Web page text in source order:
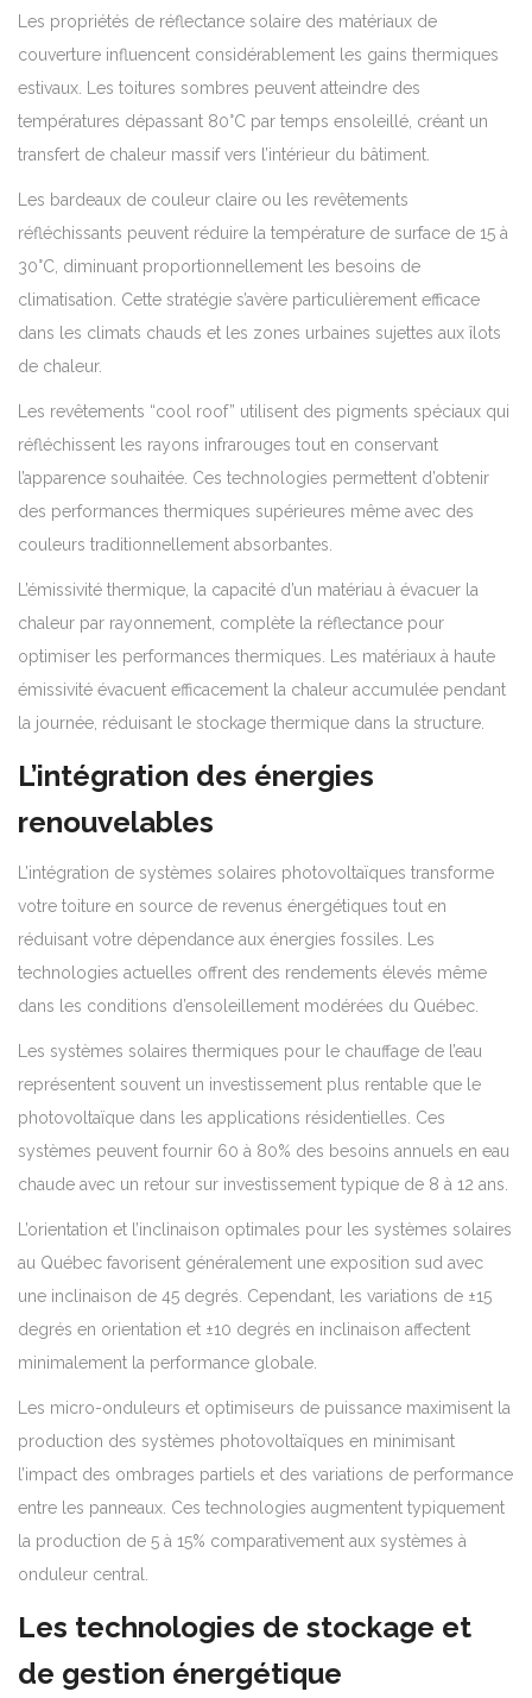
Les propriétés de réflectance solaire des matériaux de
couverture influencent considérablement les gains thermiques
estivaux. Les toitures sombres peuvent atteindre des
températures dépassant 80°C par temps ensoleillé, créant un
transfert de chaleur massif vers l’intérieur du bâtiment.
Les bardeaux de couleur claire ou les revêtements
réfléchissants peuvent réduire la température de surface de 15 à
30°C, diminuant proportionnellement les besoins de
climatisation. Cette stratégie s’avère particulièrement efficace
dans les climats chauds et les zones urbaines sujettes aux îlots
de chaleur.
Les revêtements “cool roof” utilisent des pigments spéciaux qui
réfléchissent les rayons infrarouges tout en conservant
l’apparence souhaitée. Ces technologies permettent d’obtenir
des performances thermiques supérieures même avec des
couleurs traditionnellement absorbantes.
L’émissivité thermique, la capacité d’un matériau à évacuer la
chaleur par rayonnement, complète la réflectance pour
optimiser les performances thermiques. Les matériaux à haute
émissivité évacuent efficacement la chaleur accumulée pendant
la journée, réduisant le stockage thermique dans la structure.
L’intégration des énergies
renouvelables
L’intégration de systèmes solaires photovoltaïques transforme
votre toiture en source de revenus énergétiques tout en
réduisant votre dépendance aux énergies fossiles. Les
technologies actuelles offrent des rendements élevés même
dans les conditions d’ensoleillement modérées du Québec.
Les systèmes solaires thermiques pour le chauffage de l’eau
représentent souvent un investissement plus rentable que le
photovoltaïque dans les applications résidentielles. Ces
systèmes peuvent fournir 60 à 80% des besoins annuels en eau
chaude avec un retour sur investissement typique de 8 à 12 ans.
L’orientation et l’inclinaison optimales pour les systèmes solaires
au Québec favorisent généralement une exposition sud avec
une inclinaison de 45 degrés. Cependant, les variations de ±15
degrés en orientation et ±10 degrés en inclinaison affectent
minimalement la performance globale.
Les micro-onduleurs et optimiseurs de puissance maximisent la
production des systèmes photovoltaïques en minimisant
l’impact des ombrages partiels et des variations de performance
entre les panneaux. Ces technologies augmentent typiquement
la production de 5 à 15% comparativement aux systèmes à
onduleur central.
Les technologies de stockage et
de gestion énergétique